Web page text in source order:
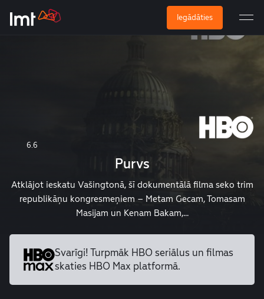
Iegādāties
6.6
Purvs
Atklājot ieskatu Vašingtonā, šī dokumentālā filma seko trim
republikāņu kongresmeņiem – Metam Gecam, Tomasam
Masijam un Kenam Bakam,...
Svarīgi! Turpmāk HBO seriālus un filmas
skaties HBO Max platformā.